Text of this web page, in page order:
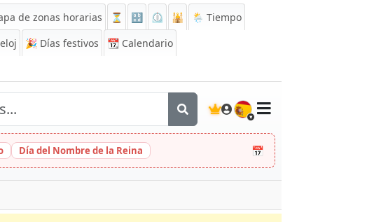
de zonas horarias ⏳ 🔡 ⏲️ 🕌
🌦️ Tiempo
🎉 Días festivos 📆 Calendario
🇪🇸
Día del Nombre de la Reina 📅